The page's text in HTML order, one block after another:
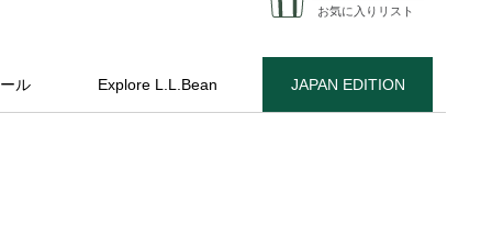
お気に入りリスト
ル Explore L.L.Bean JAPAN EDITION